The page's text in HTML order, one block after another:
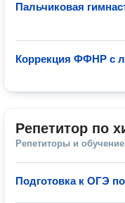
Пальчиковая
Коррекция ФФНР с
Репетитор по
Репетиторы и обучение
Подготовка к ОГЭ